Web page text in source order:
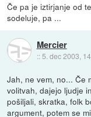
Če pa je iztirjanje od
sodeluje, pa ...
Mercier
:: 5. dec 2003,
Jah, ne vem, no... Če
volitvah, dajejo ljudje
pošiljali, skratka, folk
argument, potem se